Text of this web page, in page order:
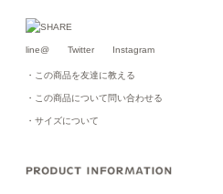
line@ Twitter Instagram
・この商品を友達に教える
・この商品について問い合わせる
・サイズについて